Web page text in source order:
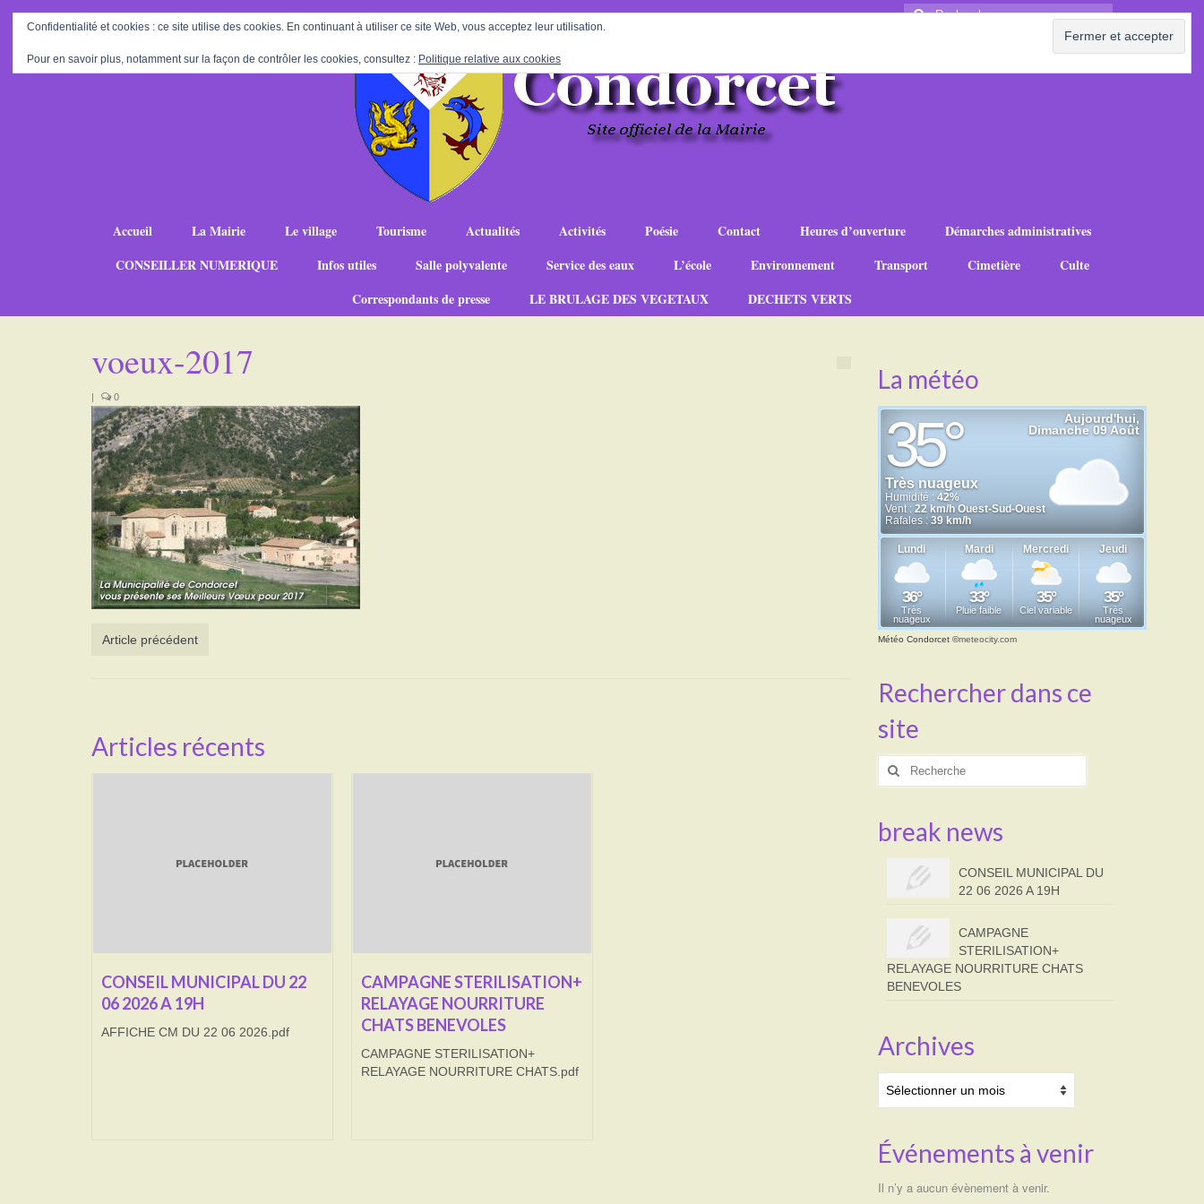
Rechercher
Accueil La Mairie Le village Tourisme Actualités Activités Poésie Contact Heures d’ouverture
Démarches administratives
CONSEILLER NUMERIQUE
Infos utiles Salle polyvalente Service des eaux L’école Environnement Transport Cimetière
Culte
Correspondants de presse
LE BRULAGE DES VEGETAUX DECHETS VERTS
voeux-2017
| 0
Article précédent
Articles récents
CONSEIL MUNICIPAL DU 22
06 2026 A 19H
AFFICHE CM DU 22 06 2026.pdf
CAMPAGNE STERILISATION+
RELAYAGE NOURRITURE
CHATS BENEVOLES
CAMPAGNE STERILISATION+
RELAYAGE NOURRITURE CHATS.pdf
La météo
Météo Condorcet©meteocity.com
Rechercher dans ce
site
Rechercher
break news
CONSEIL MUNICIPAL DU
22 06 2026 A 19H
CAMPAGNE
STERILISATION+
RELAYAGE NOURRITURE CHATS
BENEVOLES
Archives
Événements à venir
Il n’y a aucun évènement à venir.
Confidentialité et cookies : ce site utilise des cookies. En continuant à utiliser ce site Web, vous acceptez leur utilisation.
Pour en savoir plus, notamment sur la façon de contrôler les cookies, consultez : Politique relative aux cookies